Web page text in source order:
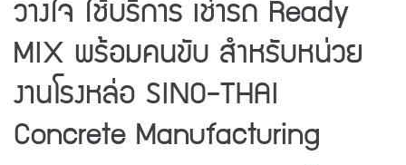
วางใจ ใช้บริการ เช่ารถ Ready
MIX พร้อมคนขับ สำหรับหน่วย
งานโรงหล่อ SINO-THAI
Concrete Manufacturing